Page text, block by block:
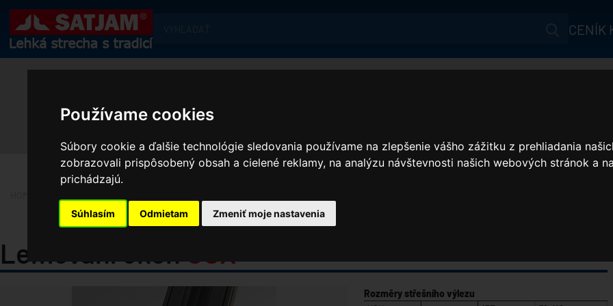
Používame cookies
Súbory cookie a ďalšie technológie sledovania používame na zlepšenie vášho zážitku z prehliadania
zobrazovali prispôsobený obsah a cielené reklamy, na analýzu návštevnosti našich webových stránok a
prichádzajú.
Súhlasím Odmietam Zmeniť moje nastavenia
CENÍK
Akční nabídka
Lemování okenUCX
Rozměry střešního výlezu